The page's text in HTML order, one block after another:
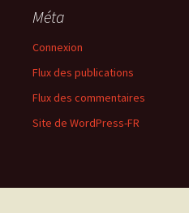
Méta
Connexion
Flux des publications
Flux des commentaires
Site de WordPress-FR